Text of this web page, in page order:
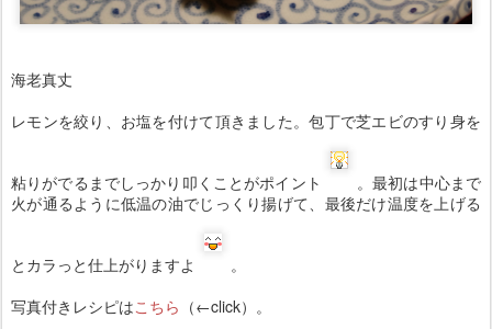
海老真丈
レモンを絞り、お塩を付けて頂きました。包丁で芝エビのすり身を
粘りがでるまでしっかり叩くことがポイント
。最初は中心まで
火が通るように低温の油でじっくり揚げて、最後だけ温度を上げる
とカラっと仕上がりますよ
。
写真付きレシピはこちら （←click）。